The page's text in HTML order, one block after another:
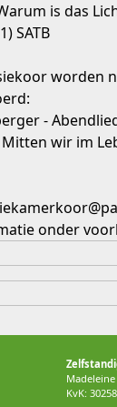
is das
SATB
worden
-
wir im
onder
KvK: